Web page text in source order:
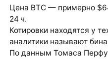
Цена BTC— примерно
24 ч.
Котировки находятся у
аналитики называют
По данным Томаса